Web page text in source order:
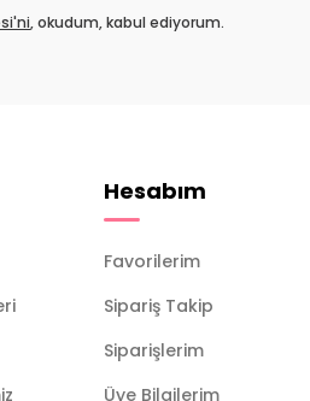
, okudum, kabul ediyorum.
Hesabım
Favorilerim
Sipariş Takip
Siparişlerim
Üye Bilgilerim